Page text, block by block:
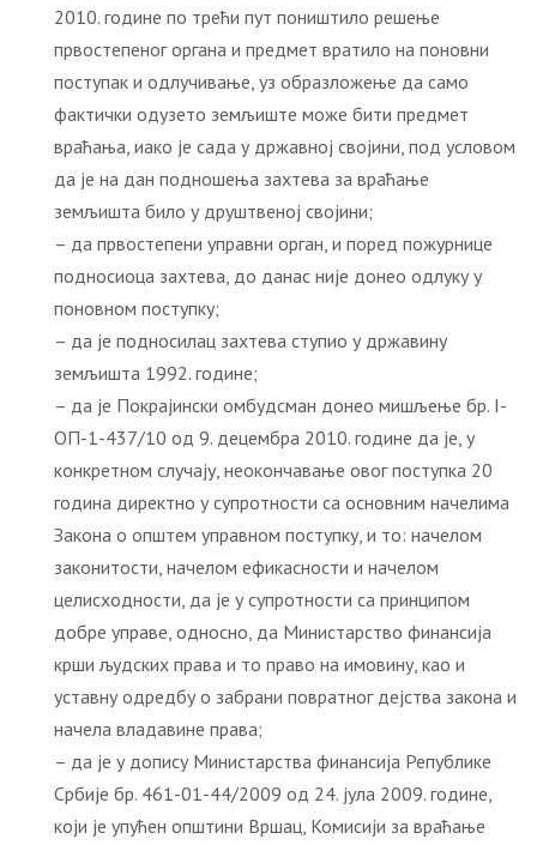
2010. године по трећи пут поништило решење
првостепеног органа и предмет вратило на поновни
поступак и одлучивање, уз образложење да само
фактички одузето земљиште може бити предмет
враћања, иако је сада у државној својини, под условом
да је на дан подношења захтева за враћање
земљишта било у друштвеној својини;
– да првостепени управни орган, и поред пожурнице
подносиоца захтева, до данас није донео одлуку у
поновном поступку;
– да је подносилац захтева ступио у државину
земљишта 1992. године;
– да је Покрајински омбудсман донео мишљење бр. I-
OП-1-437/10 од 9. децембра 2010. године да је, у
конкретном случају, неокончавање овог поступка 20
година директно у супротности са основним начелима
Закона о општем управном поступку, и то: начелом
законитости, начелом ефикасности и начелом
целисходности, да је у супротности са принципом
добре управе, односно, да Министарство финансија
крши људских права и то право на имовину, као и
уставну одредбу о забрани повратног дејства закона и
начела владавине права;
– да је у допису Министарства финансија Републике
Србије бр. 461-01-44/2009 од 24. јула 2009. године,
који је упућен општини Вршац, Комисији за враћање